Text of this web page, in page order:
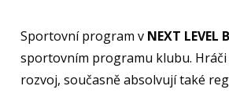
Sportovní program v NEXT
sportovním programu klubu.
rozvoj, současně absolvují také